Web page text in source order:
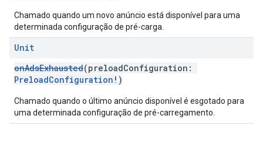
Chamado quando um novo anúncio está disponível para uma
determinada configuração de pré-carga.
Unit
onAdsExhausted(preloadConfiguration:
PreloadConfiguration !)
Chamado quando o último anúncio disponível é esgotado para
uma determinada configuração de pré-carregamento.